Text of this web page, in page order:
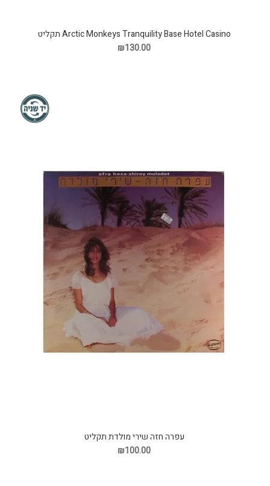
Arctic Monkeys Tranquility Base Hotel Casino תקליט
₪130.00
עפרה חזה שירי מולדת תקליט
₪100.00